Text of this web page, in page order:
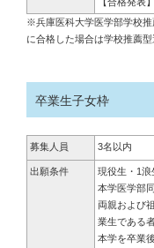
※兵庫医科大学医学部学校
に合格した場合は学校推薦
卒業生子女枠
募集人員 3名以内
出願条件 現役生・1浪
本学医学部
両親および
業生である
本学を卒業